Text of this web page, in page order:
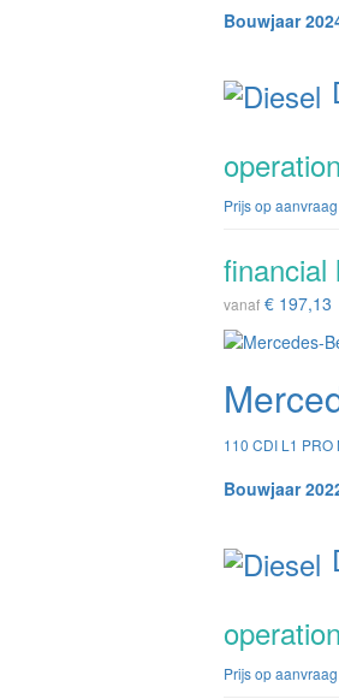
Bouwjaar
Prijs op aanvraag
financial
vanaf € 197,13
110 CDI L1 PRO
Bouwjaar
Prijs op aanvraag